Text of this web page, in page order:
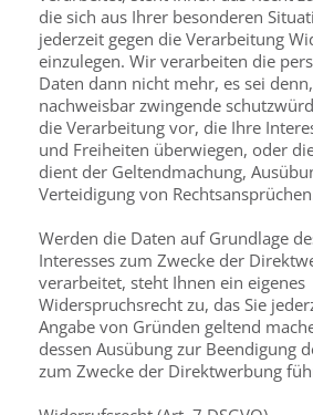
die sich aus Ihrer besonderen
jederzeit gegen die Verarbeitung
einzulegen. Wir verarbeiten die
Daten dann nicht mehr, es sei
nachweisbar zwingende
die Verarbeitung vor, die Ihre
und Freiheiten überwiegen, oder
dient der Geltend­machung,
Verteidigung von
Werden die Daten auf Grundlage
Interesses zum Zwecke der
verarbeitet, steht Ihnen ein eigenes
Widerspruchsrecht zu, das Sie
Angabe von Gründen geltend
dessen Ausübung zur Beendigung
zum Zwecke der Direktwerbung